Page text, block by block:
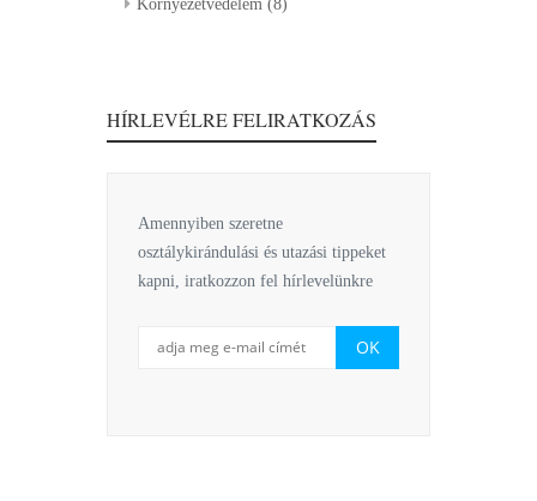
Környezetvédelem (8)
HÍRLEVÉLRE FELIRATKOZÁS
Amennyiben szeretne
osztálykirándulási és utazási tippeket
kapni, iratkozzon fel hírlevelünkre